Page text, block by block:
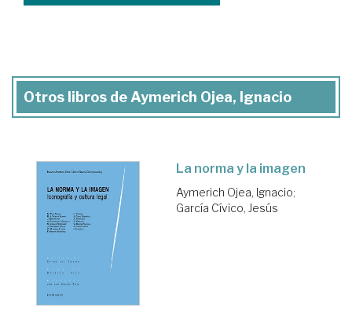
Otros libros de Aymerich Ojea, Ignacio
La norma y la imagen
Aymerich Ojea, Ignacio;
García Cívico, Jesús